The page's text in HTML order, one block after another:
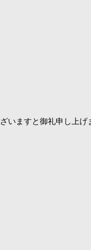
いますと御礼申し上げ